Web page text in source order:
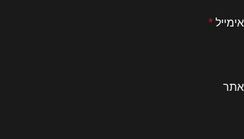
אימייל *
אתר